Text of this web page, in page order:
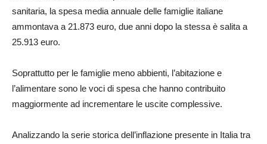
sanitaria, la spesa media annuale delle famiglie italiane
ammontava a 21.873 euro, due anni dopo la stessa è salita a
25.913 euro.
Soprattutto per le famiglie meno abbienti, l’abitazione e
l’alimentare sono le voci di spesa che hanno contribuito
maggiormente ad incrementare le uscite complessive.
Analizzando la serie storica dell’inflazione presente in Italia tra